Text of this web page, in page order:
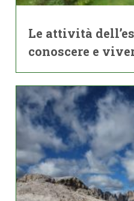
Le attività
conoscere e